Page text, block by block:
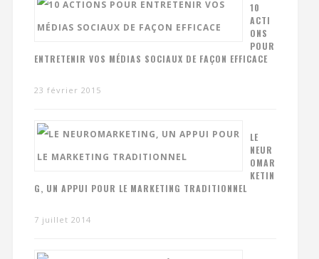
10
ACTI
ONS
POUR
ENTRETENIR VOS MÉDIAS SOCIAUX DE FAÇON EFFICACE
23 février 2015
LE
NEUR
OMAR
KETIN
G, UN APPUI POUR LE MARKETING TRADITIONNEL
7 juillet 2014